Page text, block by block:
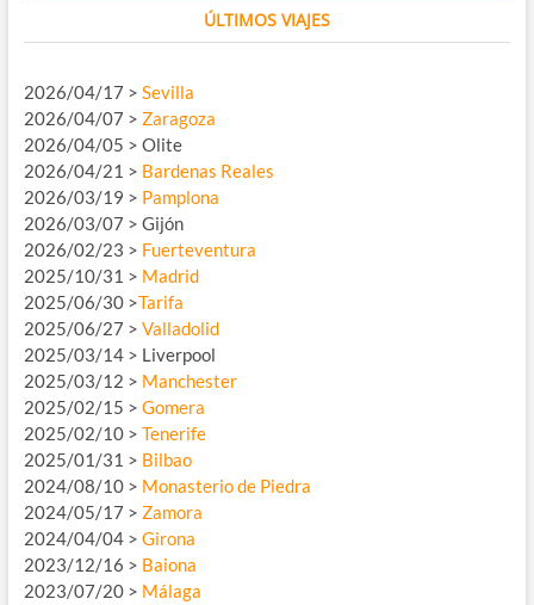
ÚLTIMOS VIAJES
2026/04/17 > Sevilla
2026/04/07 > Zaragoza
2026/04/05 > Olite
2026/04/21 > Bardenas Reales
2026/03/19 > Pamplona
2026/03/07 > Gijón
2026/02/23 > Fuerteventura
2025/10/31 > Madrid
2025/06/30 >Tarifa
2025/06/27 > Valladolid
2025/03/14 > Liverpool
2025/03/12 > Manchester
2025/02/15 > Gomera
2025/02/10 > Tenerife
2025/01/31 > Bilbao
2024/08/10 > Monasterio de Piedra
2024/05/17 > Zamora
2024/04/04 > Girona
2023/12/16 > Baiona
2023/07/20 > Málaga